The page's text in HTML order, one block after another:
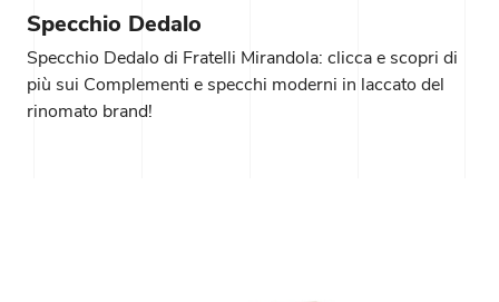
Specchio Dedalo
Specchio Dedalo di Fratelli Mirandola: clicca e scopri di
più sui Complementi e specchi moderni in laccato del
rinomato brand!